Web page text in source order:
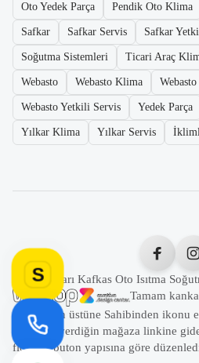
Oto Yedek Parça Pendik Oto Klima
Safkar Safkar Servis Safkar
Soğutma Sistemleri Ticari Araç
Webasto Webasto Klima
Webasto Yetkili Servis Yedek Parça
Yılkar Klima Yılkar Servis
Tüm Hakları Kafkas Oto Isıtma
Tamam
butonunun üstüne Sahibinden ikonu
sekmede verdiğin mağaza linkine
floating buton yapısına göre
S